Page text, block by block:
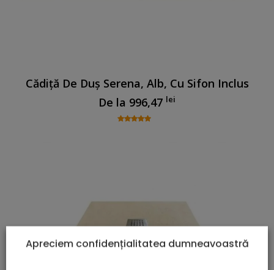
Cădiță De Duș Serena, Alb, Cu Sifon Inclus
De la 996,47 lei
Apreciem confidențialitatea dumneavoastră